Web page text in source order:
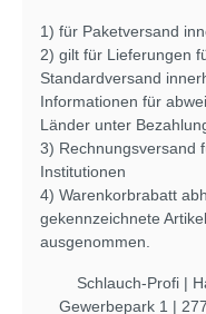
1) für Paketversand
2) gilt für Lieferungen
Standardversand
Informationen für
Länder unter
3) Rechnungsversand
Institutionen
4) Warenkorbrabatt
gekennzeichnete
ausgenommen.
Schlauch-Profi |
Gewerbepark 1 |